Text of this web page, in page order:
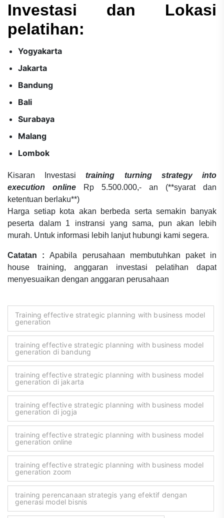
Investasi dan Lokasi
pelatihan:
Yogyakarta
Jakarta
Bandung
Bali
Surabaya
Malang
Lombok
Kisaran Investasi
training turning strategy into
execution online
Rp 5.500.000,- an (**syarat dan
ketentuan berlaku**)
Harga setiap kota akan berbeda serta semakin banyak
peserta dalam 1 instransi yang sama, pun akan lebih
murah. Untuk informasi lebih lanjut hubungi kami segera.
Catatan : Apabila perusahaan membutuhkan paket in
house training, anggaran investasi pelatihan dapat
menyesuaikan dengan anggaran perusahaan
Training effective strategic planning with business model
generation
training effective strategic planning with business model
generation di bandung
training effective strategic planning with business model
generation di jakarta
training effective strategic planning with business model
generation di jogja
training effective strategic planning with business model
generation online
training effective strategic planning with business model
generation zoom
training perencanaan strategis yang efektif dengan
generasi model bisnis